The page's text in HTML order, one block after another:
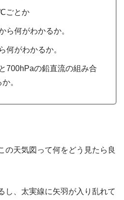
ごとか
ら何がわかるか。
何がわかるか。
700hPaの鉛直流の組み合
。
の天気図って何をどう見たら良
し、太実線に矢羽が入り乱れて